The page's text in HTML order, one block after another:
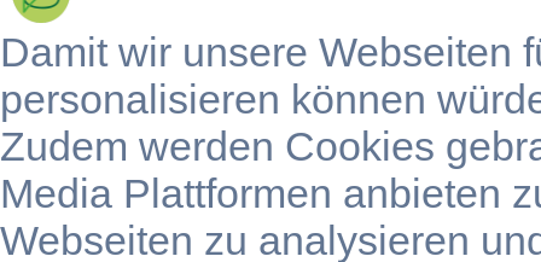
Damit wir unsere Webseiten
personalisieren können
Zudem werden Cookies
Media Plattformen anbieten
Webseiten zu analysieren